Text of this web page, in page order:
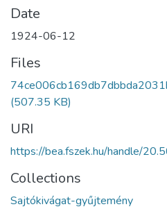
Date
1924-06-12
Files
(507.35 KB)
URI
https://bea.fszek.hu/handle/
Collections
Sajtókivágat-gyűjtemény